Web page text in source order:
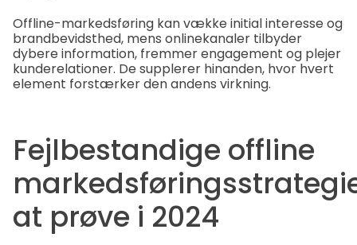
Offline-markedsføring kan vække initial interesse og
brandbevidsthed, mens onlinekanaler tilbyder
dybere information, fremmer engagement og plejer
kunderelationer. De supplerer hinanden, hvor hvert
element forstærker den andens virkning.
Fejlbestandige offline
at prøve i 2024